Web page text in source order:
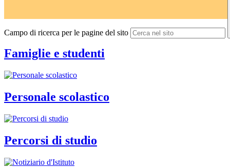
Campo di ricerca per le pagine del sito
Famiglie e studenti
Personale scolastico
Percorsi di studio